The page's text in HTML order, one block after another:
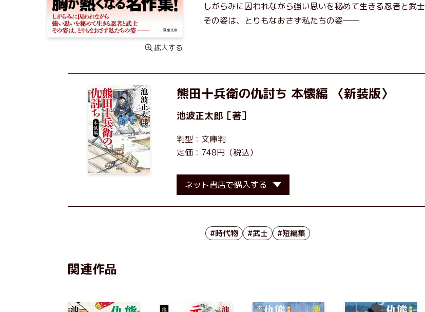
拡大する
しがらみに囚われながら強い思いを秘めて生きる忍者と武士
その姿は、とりもなおさず私たちの姿――
熊田十兵衛の仇討ち 本懐編 〈新装版〉
池波正太郎 ［著］
判型：文庫判
定価：748円（税込）
ネット書店で購入する
#時代物 #武士 #短編集
関連作品